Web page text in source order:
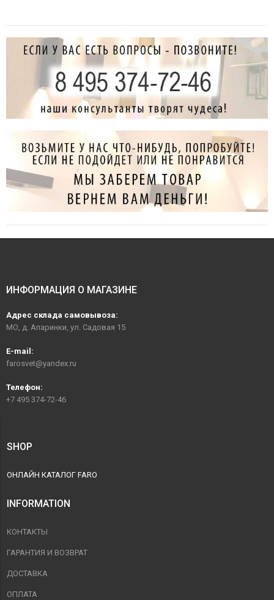
ИНФОРМАЦИЯ О МАГАЗИНЕ
Адрес склада самовывоза:
МО, д. Апаринки, ул. Садовая 15
E-mail:
farosvet@yandex.ru
Телефон:
+7 495 374-72-46
SHOP
ОНЛАЙН КАТАЛОГ FARO
INFORMATION
КОНТАКТЫ
ГАРАНТИЯ И ВОЗВРАТ
ДОСТАВКА
ОПЛАТА